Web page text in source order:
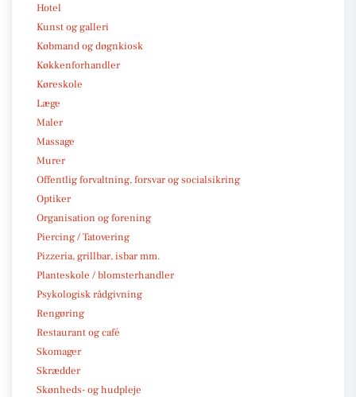
Hotel
Kunst og galleri
Købmand og døgnkiosk
Køkkenforhandler
Køreskole
Læge
Maler
Massage
Murer
Offentlig forvaltning, forsvar og socialsikring
Optiker
Organisation og forening
Piercing / Tatovering
Pizzeria, grillbar, isbar mm.
Planteskole / blomsterhandler
Psykologisk rådgivning
Rengøring
Restaurant og café
Skomager
Skrædder
Skønheds- og hudpleje